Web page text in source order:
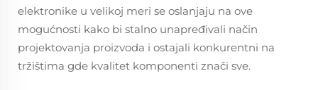
elektronike u velikoj meri se oslanjaju na ove
mogućnosti kako bi stalno unapređivali način
projektovanja proizvoda i ostajali konkurentni na
tržištima gde kvalitet komponenti znači sve.